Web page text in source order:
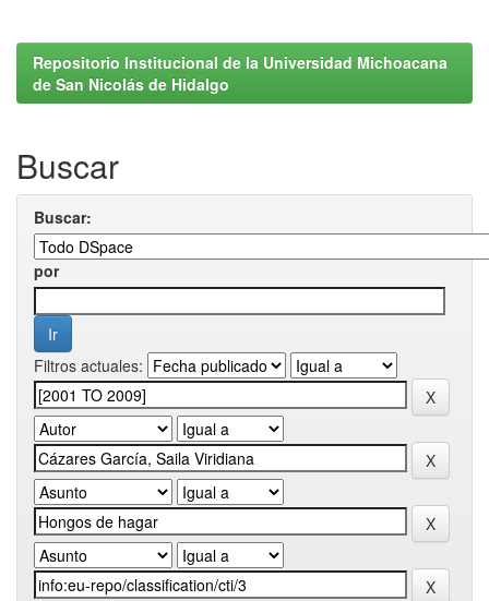
Repositorio Institucional de la Universidad Michoacana
de San Nicolás de Hidalgo
Buscar
Buscar:
por
Filtros actuales: